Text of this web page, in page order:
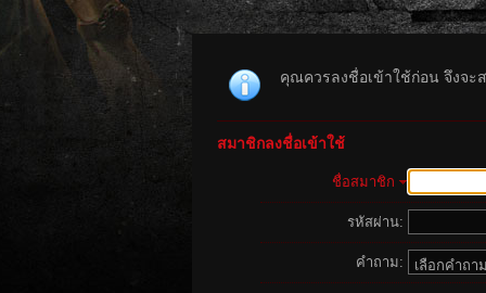
คุณควรลงชื่อเข้าใช้ก่อน จึงจะ
สมาชิกลงชื่อเข้าใช้
ชื่อสมาชิก
รหัสผ่าน:
คำถาม: